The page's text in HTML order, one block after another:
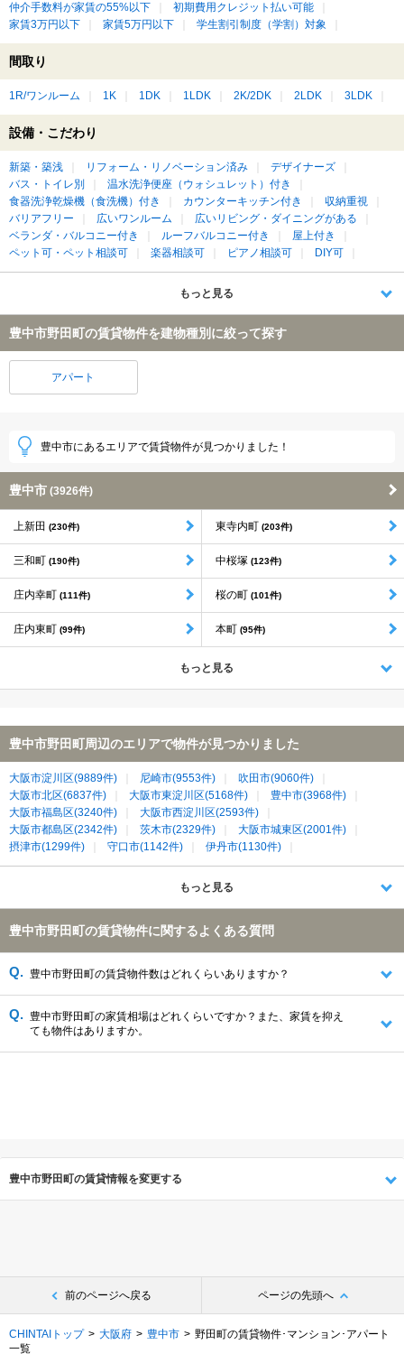
仲介手数料が家賃の55%以下
初期費用クレジット払い可能
家賃3万円以下
家賃5万円以下 学生割引制度（学割）対象
間取り
1R/ワンルーム 1K 1DK 1LDK 2K/2DK 2LDK 3LDK
設備・こだわり
新築・築浅 リフォーム・リノベーション済み
デザイナーズ
バス・トイレ別
温水洗浄便座（ウォシュレット）付き
食器洗浄乾燥機（食洗機）付き
カウンターキッチン付き
収納重視
バリアフリー
広いワンルーム
広いリビング・ダイニングがある
ベランダ・バルコニー付き
ルーフバルコニー付き
屋上付き
ペット可・ペット相談可
楽器相談可 ピアノ相談可 DIY可
もっと見る
豊中市野田町の賃貸物件を建物種別に絞って探す
アパート
豊中市にあるエリアで賃貸物件が見つかりました！
豊中市 (3926件)
上新田 (230件) 東寺内町 (203件)
三和町 (190件) 中桜塚 (123件)
庄内幸町 (111件) 桜の町 (101件)
庄内東町 (99件) 本町 (95件)
もっと見る
豊中市野田町周辺のエリアで物件が見つかりました
大阪市淀川区(9889件) 尼崎市(9553件)
吹田市(9060件)
大阪市北区(6837件)
大阪市東淀川区(5168件)
豊中市(3968件)
大阪市福島区(3240件)
大阪市西淀川区(2593件)
大阪市都島区(2342件)
茨木市(2329件)
大阪市城東区(2001件)
摂津市(1299件)
守口市(1142件)
伊丹市(1130件)
大阪市旭区(1108件)
宝塚市(1108件)
池田市(1032件)
箕面市(873件) 川西市(654件)
もっと見る
豊中市野田町の賃貸物件に関するよくある質問
豊中市野田町の賃貸物件数はどれくらいありますか？
豊中市野田町の家賃相場はどれくらいですか？また、家賃を抑え
ても物件はありますか。
豊中市野田町の賃貸情報を変更する
前のページへ戻る ページの先頭へ
CHINTAIトップ 大阪府 豊中市
野田町の賃貸物件･マンション･アパート
一覧